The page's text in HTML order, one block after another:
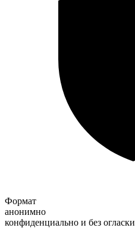
Формат
анонимно
конфиденциально и без огласки